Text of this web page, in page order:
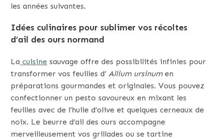
les années suivantes.
Idées culinaires pour sublimer vos récoltes
d’ail des ours normand
La cuisine sauvage offre des possibilités infinies pour
transformer vos feuilles d’ Allium ursinumen
préparations gourmandes et originales. Vous pouvez
confectionner un pesto savoureux en mixant les
feuilles avec de l’huile d’olive et quelques cerneaux de
noix. Le beurre d’ail des ours accompagne
merveilleusement vos grillades ou se tartine